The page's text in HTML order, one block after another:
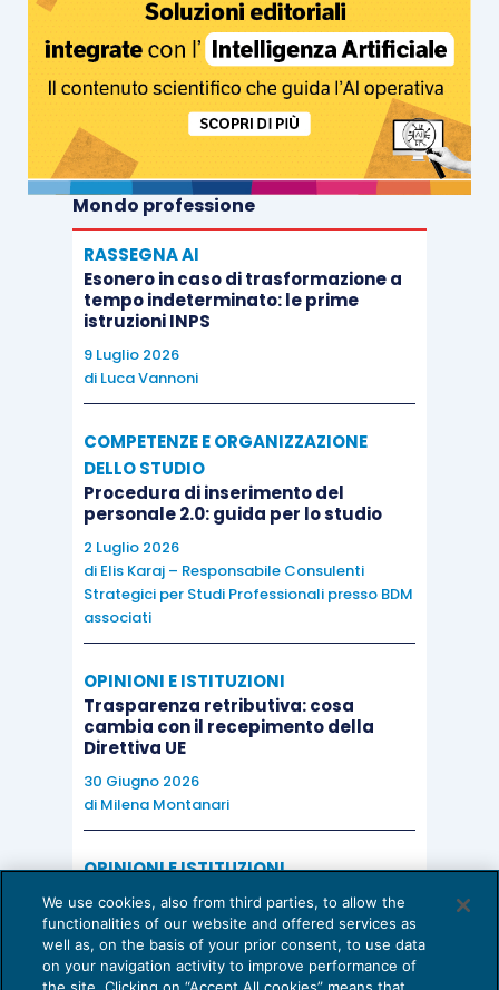
Mondo professione
RASSEGNA AI
Esonero in caso di trasformazione a
tempo indeterminato: le prime
istruzioni INPS
9 Luglio 2026
di Luca Vannoni
COMPETENZE E ORGANIZZAZIONE
DELLO STUDIO
Procedura di inserimento del
personale 2.0: guida per lo studio
2 Luglio 2026
di Elis Karaj – Responsabile Consulenti
Strategici per Studi Professionali presso BDM
associati
OPINIONI E ISTITUZIONI
Trasparenza retributiva: cosa
cambia con il recepimento della
Direttiva UE
30 Giugno 2026
di Milena Montanari
OPINIONI E ISTITUZIONI
Valorizzare il potenziale dello Studio:
una riflessione sul futuro della
consulenza del lavoro
15 Giugno 2026
We use cookies, also from third parties, to allow the
functionalities of our website and offered services as
well as, on the basis of your prior consent, to use data
on your navigation activity to improve performance of